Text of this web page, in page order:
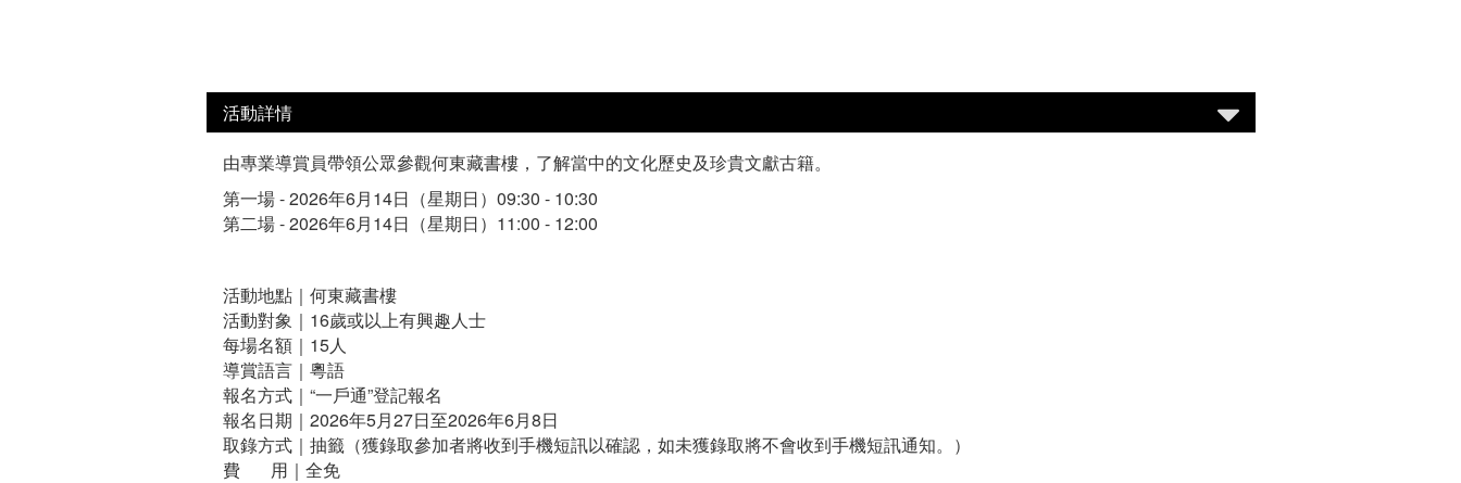
活動詳情
由專業導賞員帶領公眾參觀何東藏書樓，了解當中的文化歷史及珍貴文獻古籍。
第一場 - 2026年6月14日（星期日）09:30 - 10:30
第二場 - 2026年6月14日（星期日）11:00 - 12:00
活動地點｜何東藏書樓
活動對象｜16歲或以上有興趣人士
每場名額｜15人
導賞語言｜粵語
報名方式｜“一戶通”登記報名
報名日期｜2026年5月27日至2026年6月8日
取錄方式｜抽籤（獲錄取參加者將收到手機短訊以確認，如未獲錄取將不會收到手機短訊通知。）
費 用｜全免